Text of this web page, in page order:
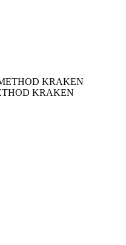
KRAKEN